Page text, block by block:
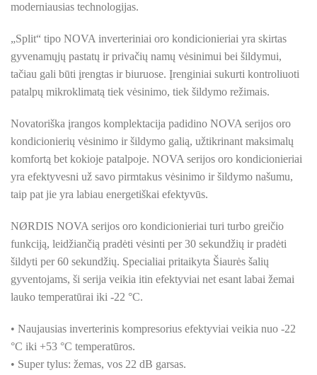
moderniausias technologijas.
„Split“ tipo NOVA inverteriniai oro kondicionieriai yra skirtas
gyvenamųjų pastatų ir privačių namų vėsinimui bei šildymui,
tačiau gali būti įrengtas ir biuruose. Įrenginiai sukurti kontroliuoti
patalpų mikroklimatą tiek vėsinimo, tiek šildymo režimais.
Novatoriška įrangos komplektacija padidino NOVA serijos oro
kondicionierių vėsinimo ir šildymo galią, užtikrinant maksimalų
komfortą bet kokioje patalpoje. NOVA serijos oro kondicionieriai
yra efektyvesni už savo pirmtakus vėsinimo ir šildymo našumu,
taip pat jie yra labiau energetiškai efektyvūs.
NØRDIS NOVA serijos oro kondicionieriai turi turbo greičio
funkciją, leidžiančią pradėti vėsinti per 30 sekundžių ir pradėti
šildyti per 60 sekundžių. Specialiai pritaikyta Šiaurės šalių
gyventojams, ši serija veikia itin efektyviai net esant labai žemai
lauko temperatūrai iki -22 °C.
• Naujausias inverterinis kompresorius efektyviai veikia nuo -22
°C iki +53 °C temperatūros.
• Super tylus: žemas, vos 22 dB garsas.